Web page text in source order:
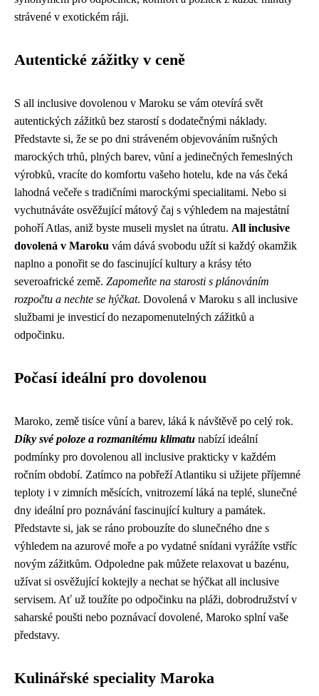
strávené v exotickém ráji.
Autentické zážitky v ceně
S all inclusive dovolenou v Maroku se vám otevírá svět
autentických zážitků bez starostí s dodatečnými náklady.
Představte si, že se po dni stráveném objevováním rušných
marockých trhů, plných barev, vůní a jedinečných řemeslných
výrobků, vracíte do komfortu vašeho hotelu, kde na vás čeká
lahodná večeře s tradičními marockými specialitami. Nebo si
vychutnáváte osvěžující mátový čaj s výhledem na majestátní
pohoří Atlas, aniž byste museli myslet na útratu. All inclusive
dovolená v Maroku vám dává svobodu užít si každý okamžik
naplno a ponořit se do fascinující kultury a krásy této
severoafrické země. Zapomeňte na starosti s plánováním
rozpočtu a nechte se hýčkat. Dovolená v Maroku s all inclusive
službami je investicí do nezapomenutelných zážitků a
odpočinku.
Počasí ideální pro dovolenou
Maroko, země tisíce vůní a barev, láká k návštěvě po celý rok.
Díky své poloze a rozmanitému klimatu nabízí ideální
podmínky pro dovolenou all inclusive prakticky v každém
ročním období. Zatímco na pobřeží Atlantiku si užijete příjemné
teploty i v zimních měsících, vnitrozemí láká na teplé, slunečné
dny ideální pro poznávání fascinující kultury a památek.
Představte si, jak se ráno probouzíte do slunečného dne s
výhledem na azurové moře a po vydatné snídani vyrážíte vstříc
novým zážitkům. Odpoledne pak můžete relaxovat u bazénu,
užívat si osvěžující koktejly a nechat se hýčkat all inclusive
servisem. Ať už toužíte po odpočinku na pláži, dobrodružství v
saharské poušti nebo poznávací dovolené, Maroko splní vaše
představy.
Kulinářské speciality Maroka